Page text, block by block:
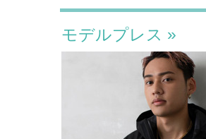
モデルプレス